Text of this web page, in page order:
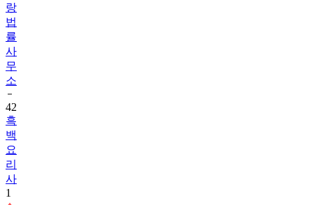
랑
법
률
사
무
소
42
흑
백
요
리
사
1